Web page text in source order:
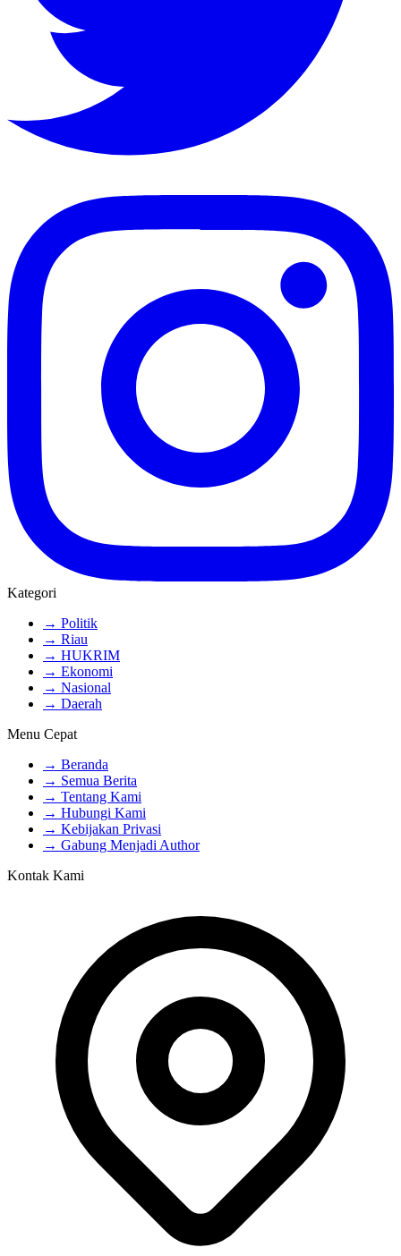
Kategori
→ Politik
→ Riau
→ HUKRIM
→ Ekonomi
→ Nasional
→ Daerah
Menu Cepat
→ Beranda
→ Semua Berita
→ Tentang Kami
→ Hubungi Kami
→ Kebijakan Privasi
→ Gabung Menjadi Author
Kontak Kami